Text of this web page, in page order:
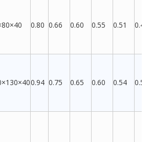
0.80 0.66 0.60 0.55 0.51 0.49
0.94 0.75 0.65 0.60 0.54 0.54